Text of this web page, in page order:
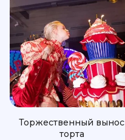
Торжественный вынос
торта